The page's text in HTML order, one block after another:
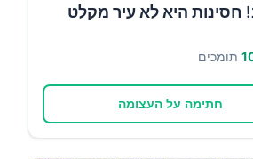
חסינות היא לא עיר מקלט
תומכים
חתימה על העצומה